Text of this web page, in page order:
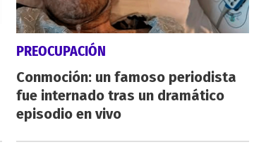
PREOCUPACIÓN
Conmoción: un famoso periodista
fue internado tras un dramático
episodio en vivo